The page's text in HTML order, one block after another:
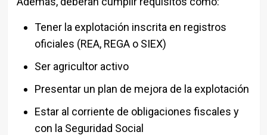
Tener la explotación inscrita en registros
oficiales (REA, REGA o SIEX)
Ser agricultor activo
Presentar un plan de mejora de la explotación
Estar al corriente de obligaciones fiscales y
con la Seguridad Social